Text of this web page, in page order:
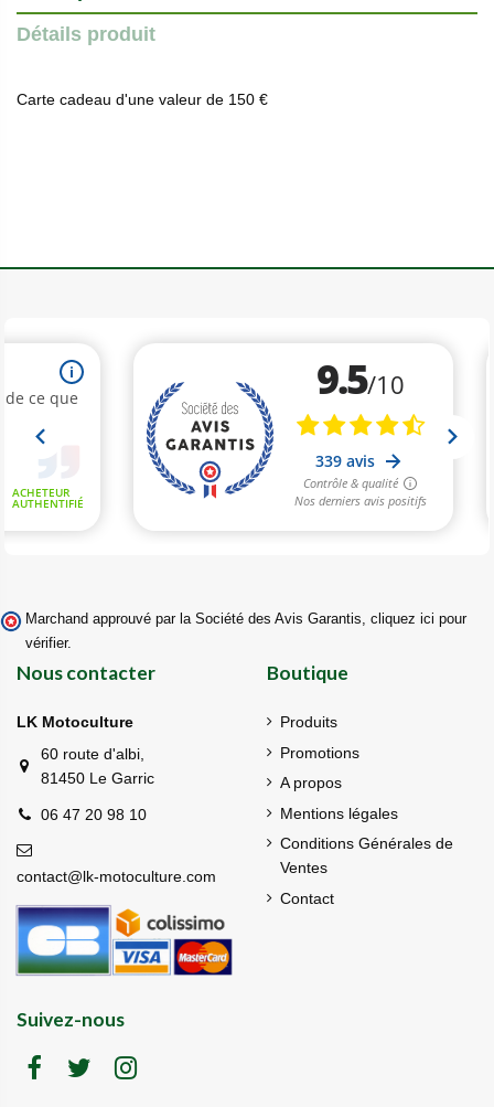
Détails produit
Carte cadeau d'une valeur de 150 €
Marchand approuvé par la Société des Avis Garantis, cliquez ici pour
vérifier.
Nous contacter
LK Motoculture
60 route d'albi,
81450 Le Garric
06 47 20 98 10
contact@lk-motoculture.com
Boutique
Produits
Promotions
A propos
Mentions légales
Conditions Générales de
Ventes
Contact
Suivez-nous